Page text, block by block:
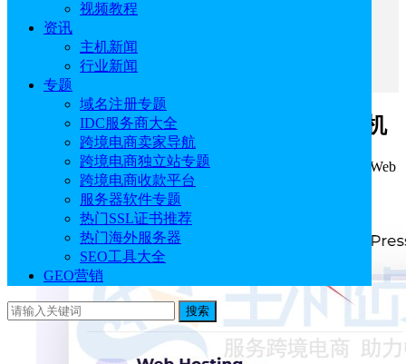
视频教程
资讯
主机新闻
行业新闻
专题
域名注册专题
IDC服务商大全
跨境电商卖家导航
跨境电商独立站专题
跨境电商收款平台
服务器软件专题
热门SSL证书推荐
热门海外服务器
SEO工具大全
GEO营销
搜索
一、选择AccuWebHosting国外虚拟主机
二、确定AccuWebHosting国外虚拟主机方案
三、购买AccuWebHosting国外虚拟主机
一、选择AccuWebHosting国外虚拟主机
1、进入AccuWebHosting官网，点击“Hosting”，选择“Web
Hosting”。